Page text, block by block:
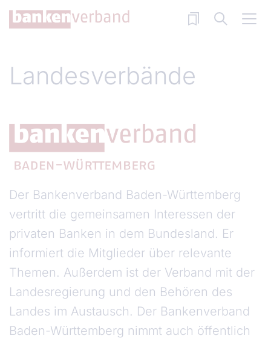
Direkt zum Inhalt
Landesverbände
Der Bankenverband Baden-Württemberg
vertritt die gemeinsamen Interessen der
privaten Banken in dem Bundesland. Er
informiert die Mitglieder über relevante
Themen. Außerdem ist der Verband mit der
Landesregierung und den Behören des
Landes im Austausch. Der Bankenverband
Baden-Württemberg nimmt auch öffentlich